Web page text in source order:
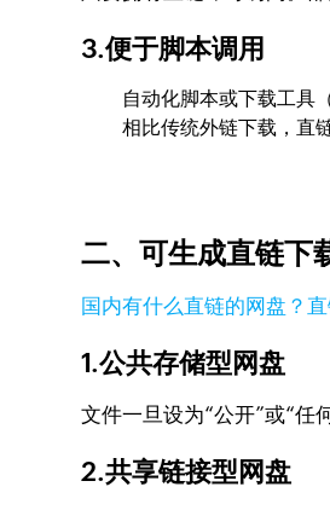
3.便于脚本调用
自动化脚本或下载工具
相比传统外链下载，直
二、可生成直链下
国内有什么直链的网盘？
1.公共存储型网盘
文件一旦设为“公开”或“任
2.共享链接型网盘